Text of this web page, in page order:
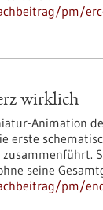
pm/
wirklich
Animation
erste
seine
pm/